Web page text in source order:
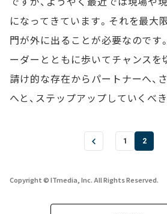
になってきています。それを最大
門が外に出ることが必要なのです
ーダーとともに歩いてチャンスを
請け的な存在からパートナーへ、
へと、ステップアップしていくべ
1 2
Copyright © ITmedia, Inc. All Rights Reserved.